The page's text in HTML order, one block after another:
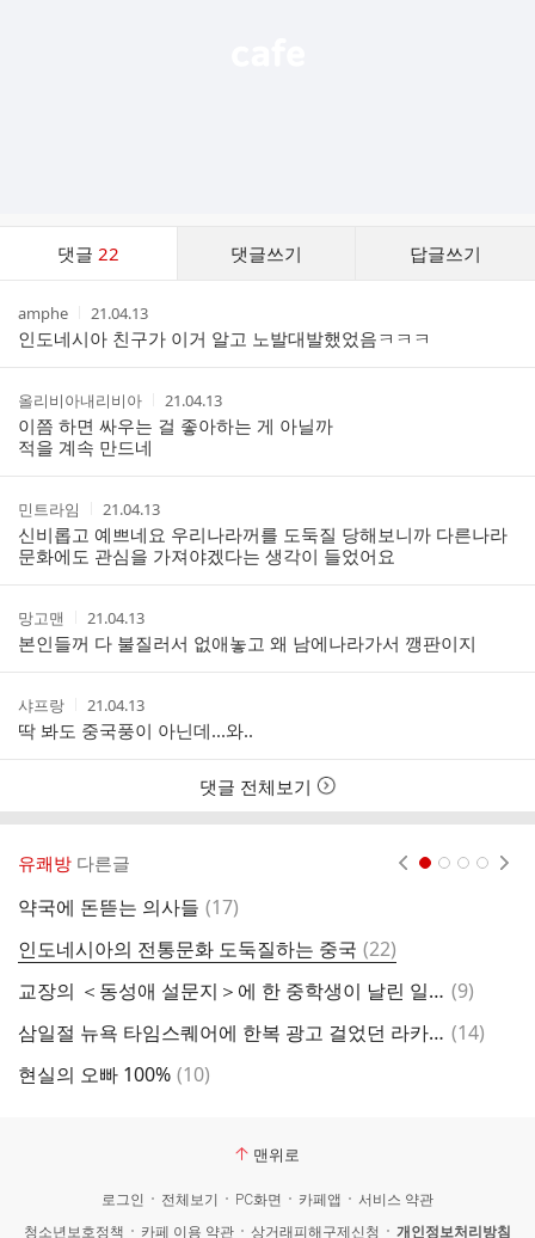
댓글22 댓글쓰기 답글쓰기
스
작
성
자
amphe
작
성
시
간
21.04.13
인도네시아 친구가 이거 알고 노발대발했었음ㅋㅋㅋ
작
성
자
올리비아내리비아
작
성
시
21.04.13
이쯤 하면 싸우는 걸 좋아하는 게 아닐까
적을 계속 만드네
작
성
자
민트라임
작
성
시
간
21.04.13
신비롭고 예쁘네요 우리나라꺼를 도둑질 당해보니까 다른나라
문화에도 관심을 가져야겠다는 생각이 들었어요
작
성
자
망고맨
작
성
시
간
21.04.13
본인들꺼 다 불질러서 없애놓고 왜 남에나라가서 깽판이지
작
성
자
샤프랑
작
성
시
간
21.04.13
딱 봐도 중국풍이 아닌데...와..
댓글 전체보기
유쾌방 다른글
약국에 돈뜯는 의사들 댓
(17)
인도네시아의 전통문화 도둑질하는 중국 댓
글
(22)
교장의 ＜동성애 설문지＞에 한 중학생이 날린 일침 댓
(9)
삼일절 뉴욕 타임스퀘어에 한복 광고 걸었던 라카이 코리아 국제 소송 진행상황 댓
(14)
현실의 오빠 100% 댓
(10)
맨위로
로그인 전체보기 PC화면 카페앱
서비스 약관
청소년보호정책
카페 이용 약관 상거래피해구제신청 개인정보처리방침